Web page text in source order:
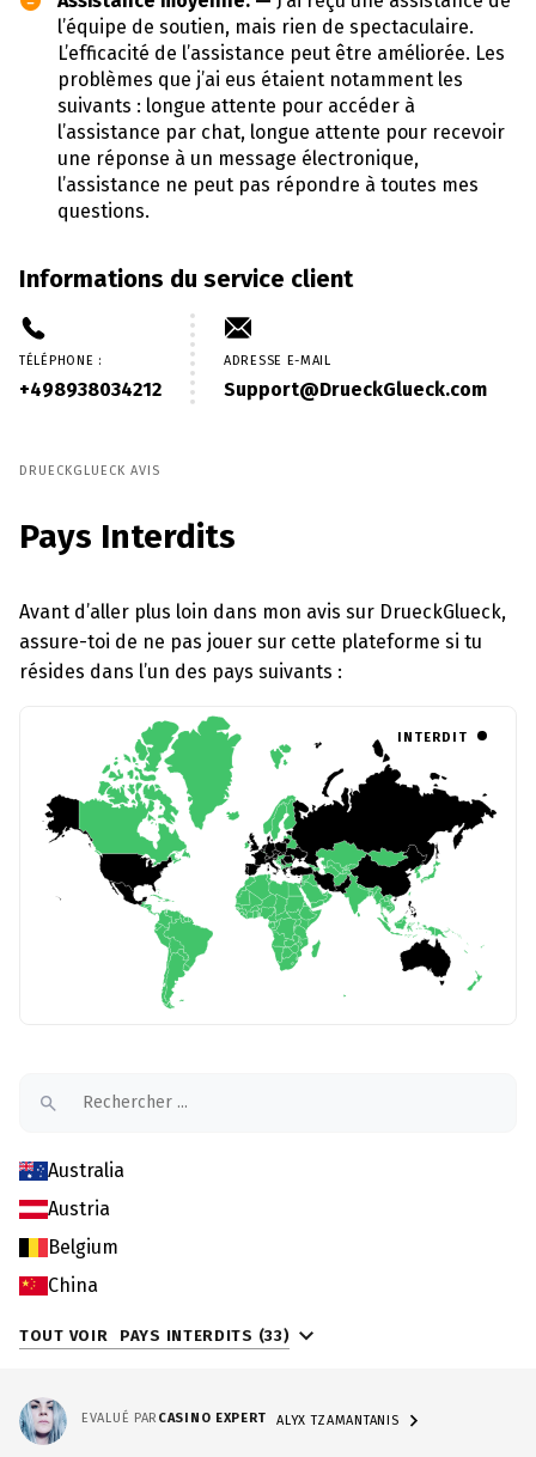
l’équipe de soutien, mais rien de spectaculaire.
L’efficacité de l’assistance peut être améliorée. Les
problèmes que j’ai eus étaient notamment les
suivants : longue attente pour accéder à
l’assistance par chat, longue attente pour recevoir
une réponse à un message électronique,
l’assistance ne peut pas répondre à toutes mes
questions.
Informations du service client
TÉLÉPHONE :
+498938034212
ADRESSE E-MAIL
Support@DrueckGlueck.com
DRUECKGLUECK AVIS
Pays Interdits
Avant d’aller plus loin dans mon avis sur DrueckGlueck,
assure-toi de ne pas jouer sur cette plateforme si tu
résides dans l’un des pays suivants :
INTERDIT
Australia
Austria
Belgium
China
TOUT VOIR PAYS INTERDITS (33)
EVALUÉ PAR CASINO EXPERT ALYX TZAMANTANIS